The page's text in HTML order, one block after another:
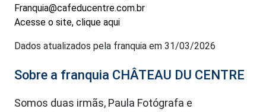
Franquia@cafeducentre.com.br
Acesse o site, clique aqui
Dados atualizados pela franquia em 31/03/2026
Sobre a franquia CHÂTEAU DU CENTRE
Somos duas irmãs, Paula Fotógrafa e